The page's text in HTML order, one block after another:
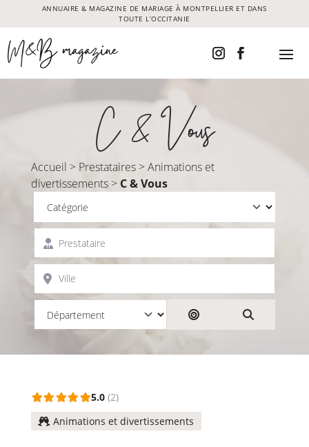
ANNUAIRE & MAGAZINE DE MARIAGE À MONTPELLIER ET DANS
TOUTE L’OCCITANIE
C & Vous
Accueil > Prestataires>Animations et
divertissements> C & Vous
Prestataire
Ville
Rechercher par
5.0 (2)
Animations et divertissements